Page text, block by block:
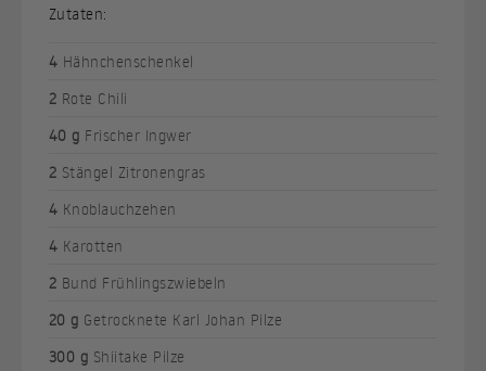
Zutaten:
4 Hähnchenschenkel
2 Rote Chili
40 g Frischer Ingwer
2 Stängel Zitronengras
4 Knoblauchzehen
4 Karotten
2 Bund Frühlingszwiebeln
20 g Getrocknete Karl Johan Pilze
300 g Shiitake Pilze